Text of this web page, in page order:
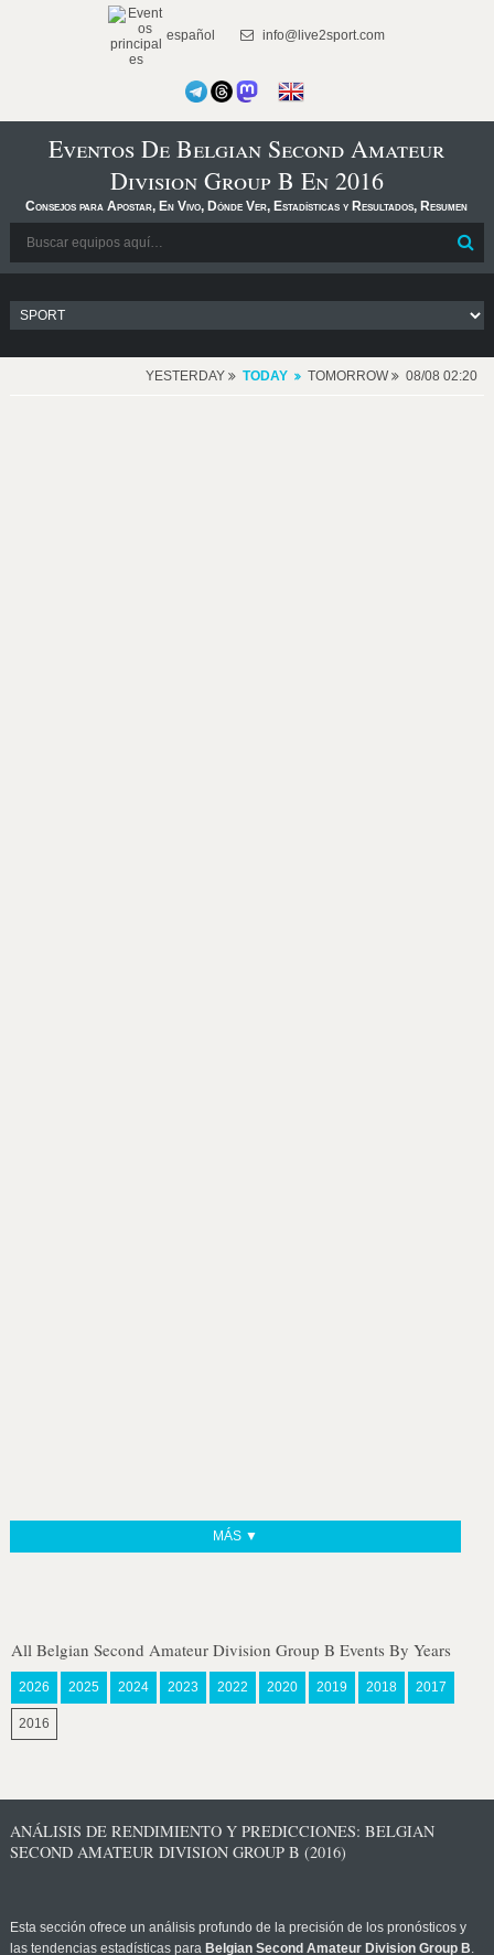
español info@live2sport.com
Eventos De Belgian Second Amateur
Division Group B En 2016
Consejos para Apostar, En Vivo, Dónde Ver, Estadísticas y Resultados, Resumen
YESTERDAY TODAY TOMORROW 08/08 02:20
MÁS ▼
All Belgian Second Amateur Division Group B Events By Years
2026 2025 2024 2023 2022 2020 2019 2018 2017
2016
ANÁLISIS DE RENDIMIENTO Y PREDICCIONES: BELGIAN
SECOND AMATEUR DIVISION GROUP B (2016)
Esta sección ofrece un análisis profundo de la precisión de los pronósticos y
las tendencias estadísticas para Belgian Second Amateur Division Group B.